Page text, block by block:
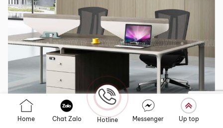
>> Xem thêm các mẫu bàn chân sắt mặt gỗTẠI ĐÂY
Home Chat Zalo Hotline Messenger Up top